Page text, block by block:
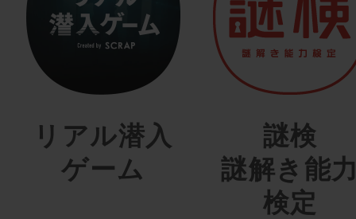
リアル潜入
ゲーム
謎検
謎解き能
検定